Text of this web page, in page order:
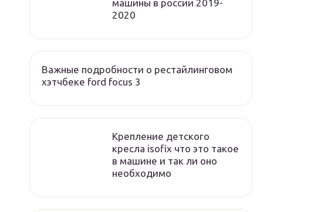
машины в россии 2019-
2020
Важные подробности о рестайлинговом
хэтчбеке ford focus 3
Крепление детского
кресла isofix что это такое
в машине и так ли оно
необходимо